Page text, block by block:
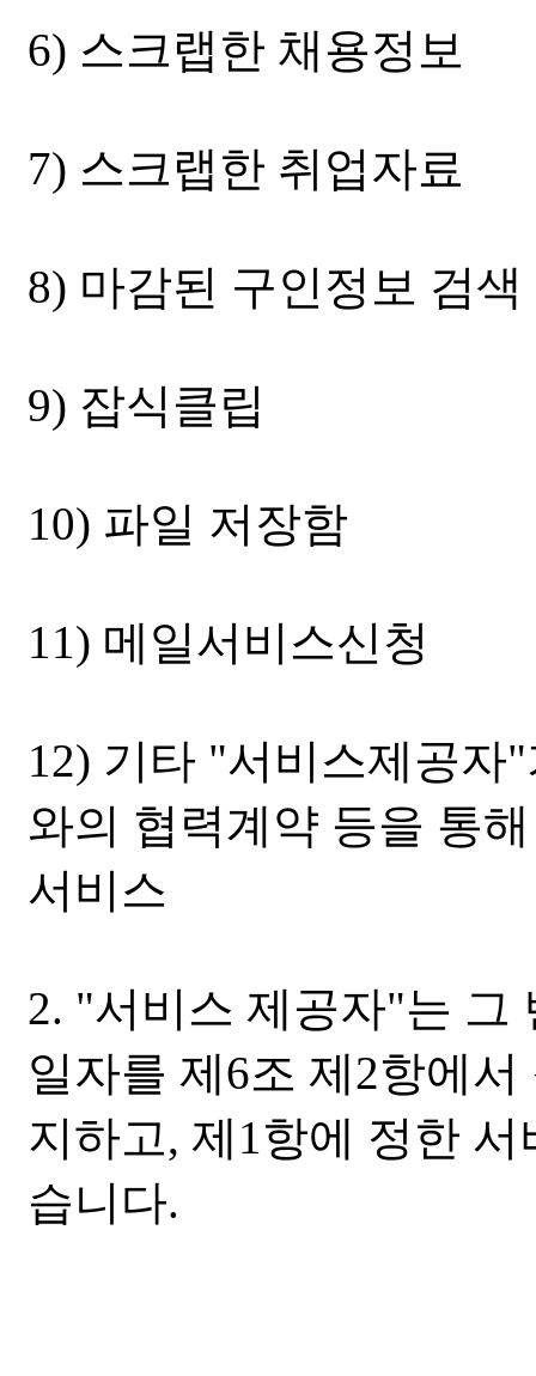
6) 스크랩한 채용정보
7) 스크랩한 취업자료
8) 마감된 구인정보 검색
9) 잡식클립
10) 파일 저장함
11) 메일서비스신청
12) 기타 "서비스제공자
와의 협력계약 등을 통
서비스
2. "서비스 제공자"는 그
일자를 제6조 제2항에
지하고, 제1항에 정한
습니다.